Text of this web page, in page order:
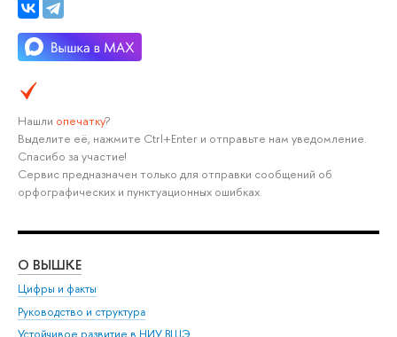
Нашли опечатку?
Выделите её, нажмите Ctrl+Enter и отправьте нам уведомление.
Спасибо за участие!
Сервис предназначен только для отправки сообщений об
орфографических и пунктуационных ошибках.
О ВЫШКЕ
Цифры и факты
Руководство и структура